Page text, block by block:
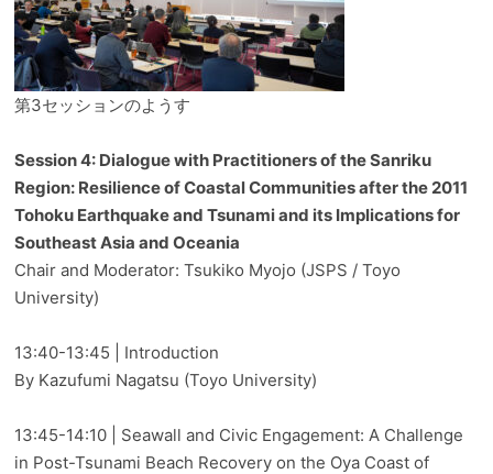
第3セッションのようす
Session 4: Dialogue with Practitioners of the Sanriku
Region: Resilience of Coastal Communities after the 2011
Tohoku Earthquake and Tsunami and its Implications for
Southeast Asia and Oceania
Chair and Moderator: Tsukiko Myojo (JSPS / Toyo
University)
13:40-13:45 | Introduction
By Kazufumi Nagatsu (Toyo University)
13:45-14:10 | Seawall and Civic Engagement: A Challenge
in Post-Tsunami Beach Recovery on the Oya Coast of